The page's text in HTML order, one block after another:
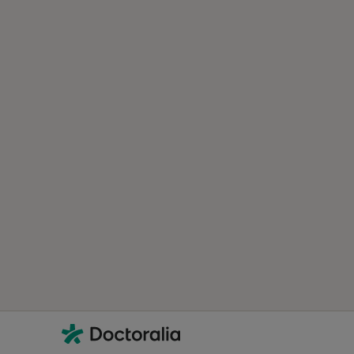
Contacto
Doctoralia - Homepage